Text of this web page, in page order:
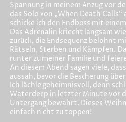
Spannung in meinem Anzug vor
das Solo von „When Death Calls“
schicke ich den Endboss mit
Das Adrenalin kriecht langsam
zurück, die Endsequenz belohnt
Rätseln, Sterben und Kämpfen.
runter zu meiner Familie und
An diesem Abend sagen viele,
aussah, bevor die Bescherung
Ich lächle geheimnisvoll, denn
Waterdeep in letzter Minute vor
Untergang bewahrt. Dieses
einfach nicht zu toppen!